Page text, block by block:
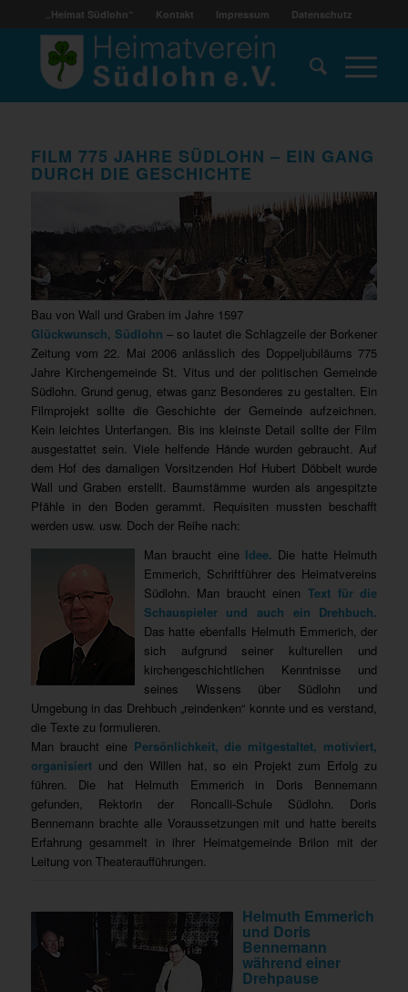
„Heimat Südlohn“ Kontakt Impressum Datenschutz
FILM 775 JAHRE SÜDLOHN – EIN GANG
DURCH DIE GESCHICHTE
Bau von Wall und Graben im Jahre 1597
Glückwunsch, Südlohn – so lautet die Schlagzeile der Borkener
Zeitung vom 22. Mai 2006 anlässlich des Doppeljubiläums 775
Jahre Kirchengemeinde St. Vitus und der politischen Gemeinde
Südlohn. Grund genug, etwas ganz Besonderes zu gestalten. Ein
Filmprojekt sollte die Geschichte der Gemeinde aufzeichnen.
Kein leichtes Unterfangen. Bis ins kleinste Detail sollte der Film
ausgestattet sein. Viele helfende Hände wurden gebraucht. Auf
dem Hof des damaligen Vorsitzenden Hof Hubert Döbbelt wurde
Wall und Graben erstellt. Baumstämme wurden als angespitzte
Pfähle in den Boden gerammt. Requisiten mussten beschafft
werden usw. usw. Doch der Reihe nach:
Man braucht eine Idee. Die hatte Helmuth
Emmerich, Schriftführer des Heimatvereins
Südlohn. Man braucht einenText für die
Schauspieler und auch ein Drehbuch.
Das hatte ebenfalls Helmuth Emmerich, der
sich aufgrund seiner kulturellen und
kirchengeschichtlichen Kenntnisse und
seines Wissens über Südlohn und
Umgebung in das Drehbuch „reindenken“ konnte und es verstand,
die Texte zu formulieren.
Man braucht eine Persönlichkeit, die mitgestaltet, motiviert,
organisiertund den Willen hat, so ein Projekt zum Erfolg zu
führen. Die hat Helmuth Emmerich in Doris Bennemann
gefunden, Rektorin der Roncalli-Schule Südlohn. Doris
Bennemann brachte alle Voraussetzungen mit und hatte bereits
Erfahrung gesammelt in ihrer Heimatgemeinde Brilon mit der
Leitung von Theateraufführungen.
Helmuth Emmerich
und Doris
Bennemann
während einer
Drehpause